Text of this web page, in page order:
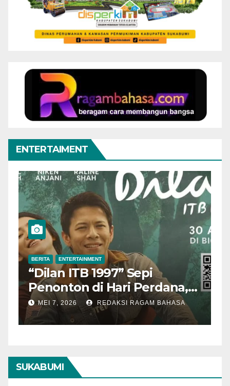
ENTERTAIMENT
BERITA ENTERTAINMENT
“Dilan ITB 1997” Sepi
Penonton di Hari Perdana,
Pengamat Nilai Cerita
Kurang Kuat
MEI 7, 2026 REDAKSI RAGAM BAHASA
SUKABUMI